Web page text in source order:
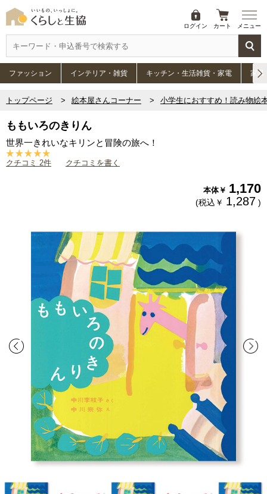
ログイン カート メニュー
ファッション インテリア・雑貨 キッチン・生活雑貨・家電 家具
トップページ 絵本屋さんコーナー 小学生におすすめ！読み物絵
ももいろのきりん
世界一きれいなキリンと冒険の旅へ！
クチコミ 2件 クチコミを書く
本体￥ 1,170
(税込￥ 1,287 )